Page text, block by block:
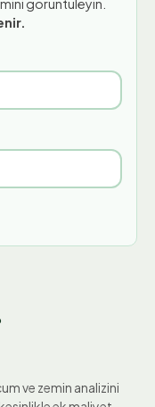
ve zemin analizini